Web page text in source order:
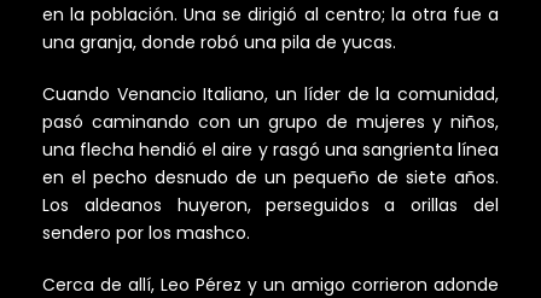
en la población. Una se dirigió al centro; la otra fue a
una granja, donde robó una pila de yucas.
Cuando Venancio Italiano, un líder de la comunidad,
pasó caminando con un grupo de mujeres y niños,
una flecha hendió el aire y rasgó una sangrienta línea
en el pecho desnudo de un pequeño de siete años.
Los aldeanos huyeron, perseguidos a orillas del
sendero por los mashco.
Cerca de allí, Leo Pérez y un amigo corrieron adonde